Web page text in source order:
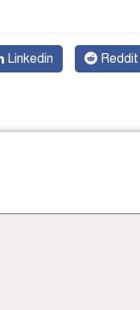
Linkedin Reddit